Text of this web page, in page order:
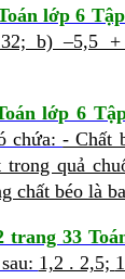
lớp 6
b) –5,5 +
lớp 6
chứa:- Chất
trong quả
chất béo là
trang 33
1,2 . 2,5;